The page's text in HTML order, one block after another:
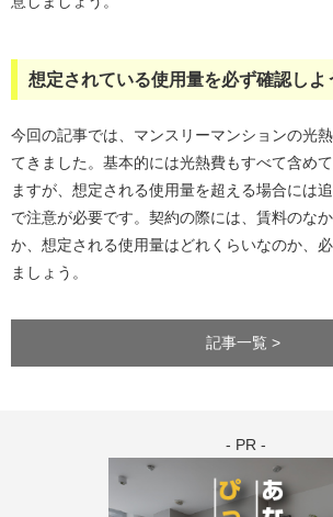
想定されている使用量を必ず確認しよ
今回の記事では、マンスリーマンションの光
てきました。基本的には光熱費もすべて含め
ますが、想定される使用量を超える場合には
で注意が必要です。契約の際には、賃料のな
か、想定される使用量はどれくらいなのか、
ましょう。
記事一覧 >
- PR -